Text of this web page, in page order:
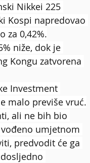
Nikkei 225
Kospi napredovao
za 0,42%.
niže, dok je
Kongu zatvorena
Investment
malo previše vruć.
ali ne bih bio
umjetnom
predvodit će ga